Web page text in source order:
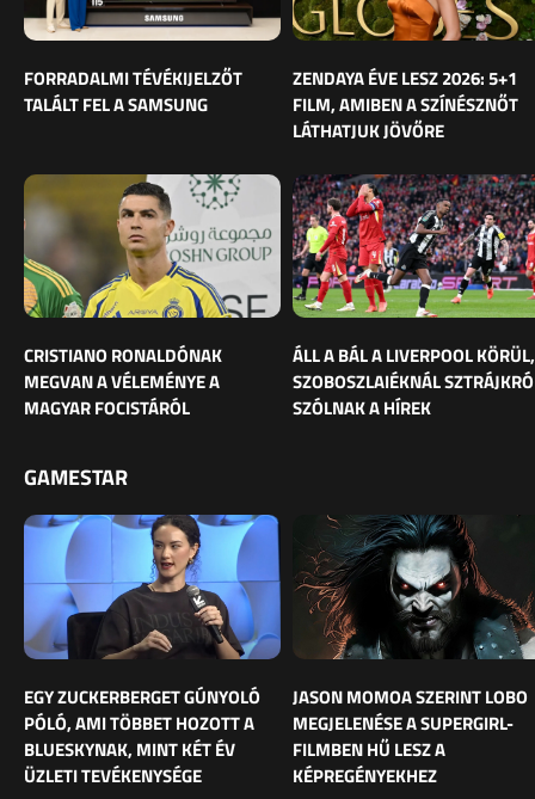
FORRADALMI TÉVÉKIJELZŐT
TALÁLT FEL A SAMSUNG
ZENDAYA ÉVE LESZ 2026: 5+1
FILM, AMIBEN A SZÍNÉSZNŐT
LÁTHATJUK JÖVŐRE
CRISTIANO RONALDÓNAK
MEGVAN A VÉLEMÉNYE A
MAGYAR FOCISTÁRÓL
ÁLL A BÁL A LIVERPOOL KÖRÜL,
SZOBOSZLAIÉKNÁL
SZÓLNAK A HÍREK
GAMESTAR
EGY ZUCKERBERGET GÚNYOLÓ
PÓLÓ, AMI TÖBBET HOZOTT A
BLUESKYNAK, MINT KÉT ÉV
ÜZLETI TEVÉKENYSÉGE
JASON MOMOA SZERINT LOBO
MEGJELENÉSE A SUPERGIRL-
FILMBEN HŰ LESZ A
KÉPREGÉNYEKHEZ